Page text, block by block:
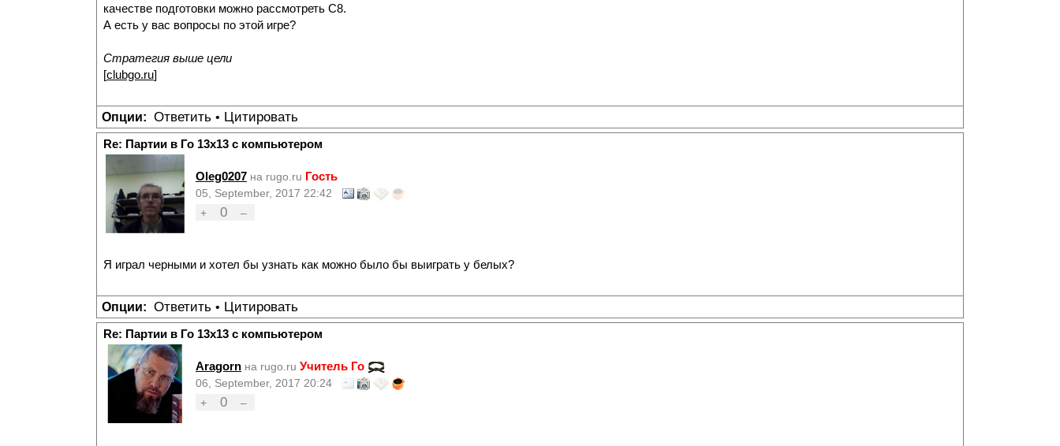
качестве подготовки можно рассмотреть С8.
А есть у вас вопросы по этой игре?
Стратегия выше цели
[clubgo.ru]
Опции: Ответить • Цитировать
Re: Партии в Го 13х13 с компьютером
Oleg0207 на rugo.ru Гость
05, September, 2017 22:42
+
0 –
Я играл черными и хотел бы узнать как можно было бы выиграть у белых?
Опции: Ответить • Цитировать
Re: Партии в Го 13х13 с компьютером
Aragorn на rugo.ru Учитель Го
06, September, 2017 20:24
+
0 –